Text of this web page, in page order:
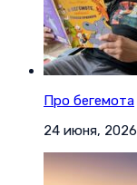
Про бегемота
24 июня, 2026